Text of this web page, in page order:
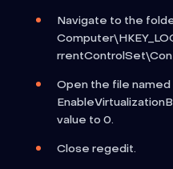
Navigate to the
Open the file named
value to 0.
Close regedit.